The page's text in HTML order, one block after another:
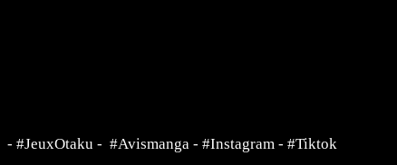
- #JeuxOtaku - #Avismanga - #Instagram - #Tiktok